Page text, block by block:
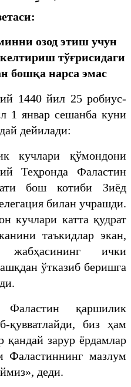
озод этиш учун
тўғрисидаги
бошқа нарса эмас
1440 йил 25 робиус-
1 январ сешанба куни
дейилади:
кучлари қўмондони
Теҳронда Фаластин
бош котиби Зиёд
билан учрашди.
кучлари катта қудрат
таъкидлар экан,
жабҳасининг ички
ўтказиб беришга
қаршилик
қувватлайди, биз ҳам
зарур ёрдамлар
мазлум
деди.